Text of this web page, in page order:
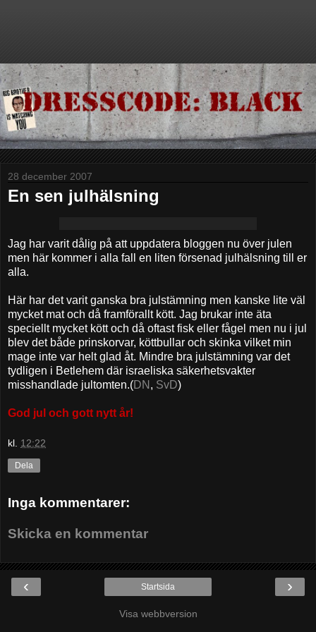
28 december 2007
En sen julhälsning
Jag har varit dålig på att uppdatera bloggen nu över julen
men här kommer i alla fall en liten försenad julhälsning till er
alla.
Här har det varit ganska bra julstämning men kanske lite väl
mycket mat och då framförallt kött. Jag brukar inte äta
speciellt mycket kött och då oftast fisk eller fågel men nu i jul
blev det både prinskorvar, köttbullar och skinka vilket min
mage inte var helt glad åt. Mindre bra julstämning var det
tydligen i Betlehem där israeliska säkerhetsvakter
misshandlade jultomten.(DN , SvD)
God jul och gott nytt år!
kl. 12:22
Dela
Inga kommentarer:
Skicka en kommentar
‹ ›
Startsida
Visa webbversion